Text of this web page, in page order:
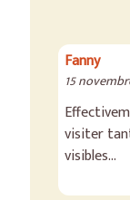
Fanny
15
visiter
visibles…